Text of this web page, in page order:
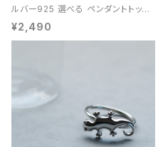
ルバー925 選べる ペンダントトップ
レディース ユニセックス
¥2,490